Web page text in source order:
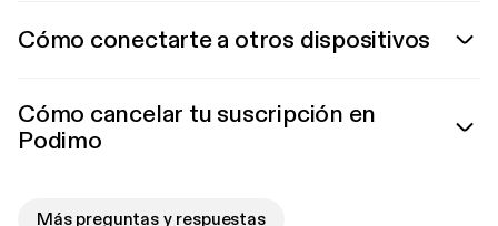
Cómo conectarte a otros dispositivos
Cómo cancelar tu suscripción en
Podimo
Más preguntas y respuestas